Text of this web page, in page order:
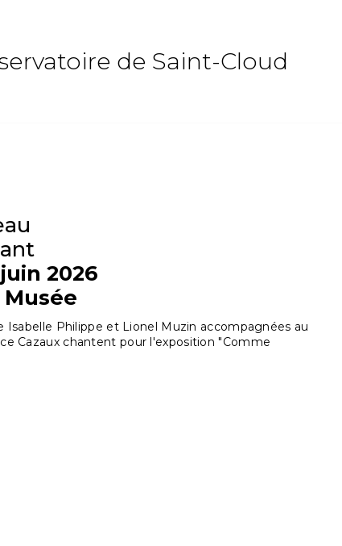
de Saint-Cloud
2026
Musée
Isabelle Philippe et Lionel Muzin accompagnées au
Cazaux chantent pour l'exposition "Comme